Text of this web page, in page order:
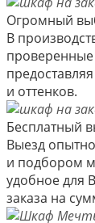
Огромный
В
и оттенков.
Бесплатный
Выезд
и подбором
удобное для
заказа на